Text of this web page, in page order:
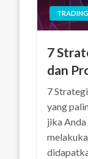
TRADING
7
dan
7
yang
jika